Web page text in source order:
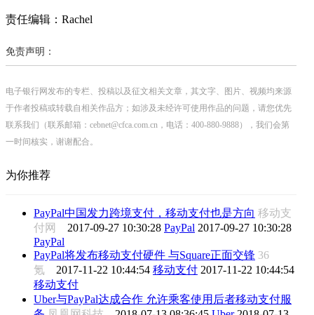
责任编辑：Rachel
免责声明：
电子银行网发布的专栏、投稿以及征文相关文章，其文字、图片、视频均来源
于作者投稿或转载自相关作品方；如涉及未经许可使用作品的问题，请您优先
联系我们（联系邮箱：cebnet@cfca.com.cn，电话：400-880-9888），我们会第
一时间核实，谢谢配合。
为你推荐
PayPal中国发力跨境支付，移动支付也是方向 移动支
付网 2017-09-27 10:30:28 PayPal 2017-09-27 10:30:28
PayPal
PayPal将发布移动支付硬件 与Square正面交锋 36
氪 2017-11-22 10:44:54 移动支付 2017-11-22 10:44:54
移动支付
Uber与PayPal达成合作 允许乘客使用后者移动支付服